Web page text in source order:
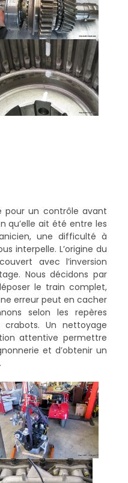
pour un contrôle avant
qu’elle ait été entre les
une difficulté à
interpelle. L’origine du
avec l’inversion
Nous décidons par
le train complet,
erreur peut en cacher
selon les repères
Un nettoyage
attentive permettre
et d’obtenir un